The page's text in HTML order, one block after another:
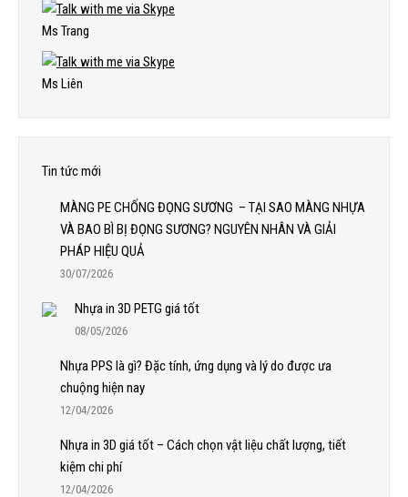
Ms Trang
Ms Liên
Tin tức mới
MÀNG PE CHỐNG ĐỌNG SƯƠNG – TẠI SAO MÀNG NHỰA
VÀ BAO BÌ BỊ ĐỌNG SƯƠNG? NGUYÊN NHÂN VÀ GIẢI
PHÁP HIỆU QUẢ
30/07/2026
Nhựa in 3D PETG giá tốt
08/05/2026
Nhựa PPS là gì? Đặc tính, ứng dụng và lý do được ưa
chuộng hiện nay
12/04/2026
Nhựa in 3D giá tốt – Cách chọn vật liệu chất lượng, tiết
kiệm chi phí
12/04/2026